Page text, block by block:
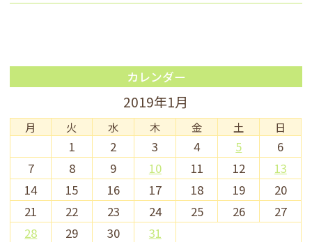
カレンダー
2019年1月
月 火 水 木 金 土 日
1 2 3 4 5
6
7
8 9 10 11 12
13
14
15 16 17 18 19
20
21
22 23 24 25 26
27
28
29 30 31